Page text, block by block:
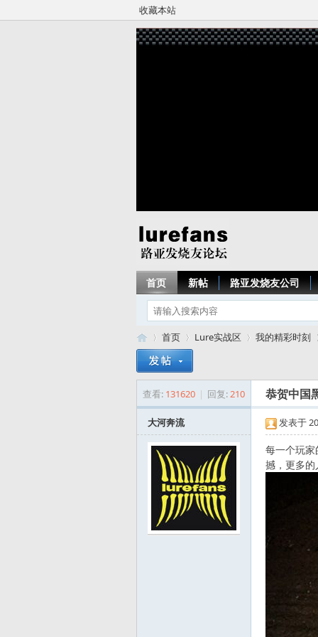
收藏本站
首页 新帖 路亚发烧友公司
路»
首页
›
Lure实战区
›
我的精彩时刻
›
查看: 131620 | 回复:210 恭贺中国
大河奔流 发表于
每一个玩
撼，更多